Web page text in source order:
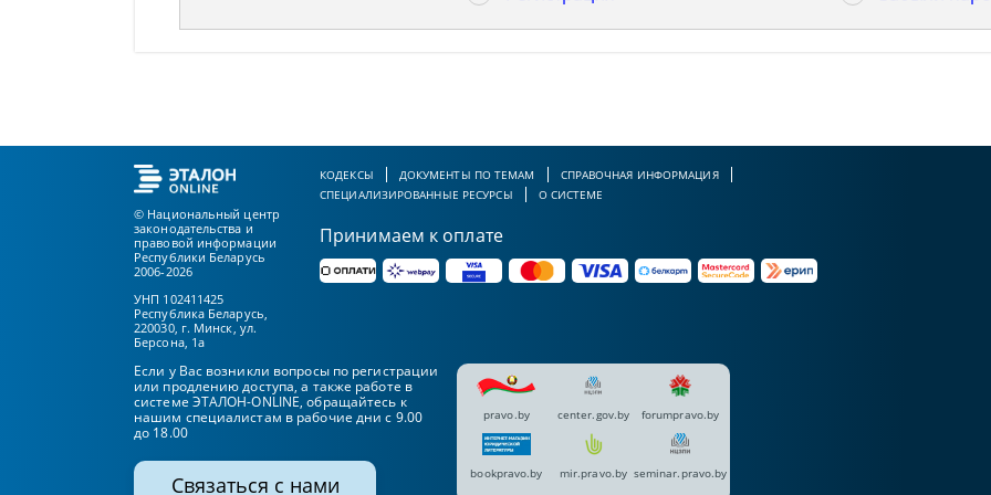
© Национальный центр
законодательства и
правовой информации
Республики Беларусь
2006-2026
УНП 102411425
Республика Беларусь,
220030, г. Минск, ул.
Берсона, 1а
КОДЕКСЫ ДОКУМЕНТЫ ПО ТЕМАМ
СПРАВОЧНАЯ ИНФОРМАЦИЯ
СПЕЦИАЛИЗИРОВАННЫЕ РЕСУРСЫ
О СИСТЕМЕ
Принимаем к оплате
Если у Вас возникли вопросы по регистрации
или продлению доступа, а также работе в
системе ЭТАЛОН-ONLINE, обращайтесь к
нашим специалистам в рабочие дни с 9.00
до 18.00
Связаться с нами
pravo.by center.gov.by forumpravo.by
bookpravo.by mir.pravo.by seminar.pravo.by